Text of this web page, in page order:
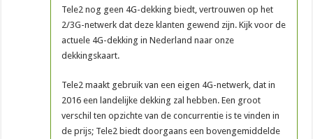
Tele2 nog geen 4G-dekking biedt, vertrouwen op het
2/3G-netwerk dat deze klanten gewend zijn. Kijk voor de
actuele 4G-dekking in Nederland naar onze
dekkingskaart.
Tele2 maakt gebruik van een eigen 4G-netwerk, dat in
2016 een landelijke dekking zal hebben. Een groot
verschil ten opzichte van de concurrentie is te vinden in
de prijs; Tele2 biedt doorgaans een bovengemiddelde